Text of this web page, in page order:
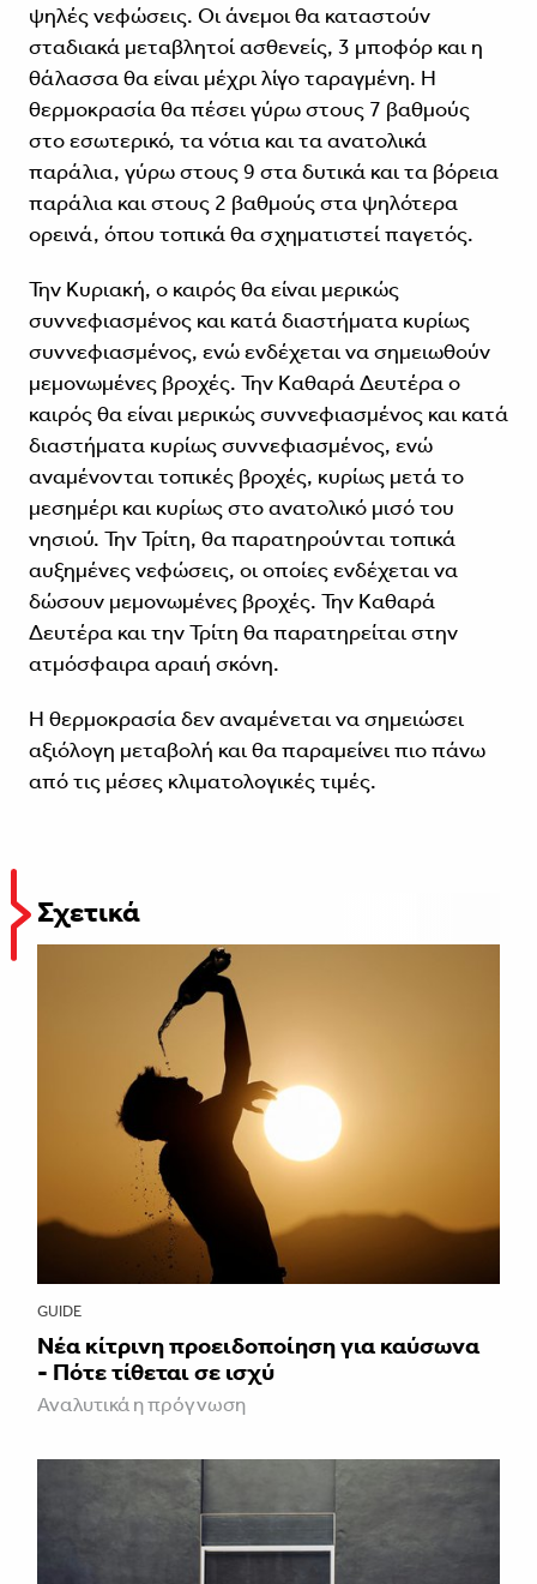
ψηλές νεφώσεις. Οι άνεμοι θα καταστούν
σταδιακά μεταβλητοί ασθενείς, 3 μποφόρ και η
θάλασσα θα είναι μέχρι λίγο ταραγμένη. Η
θερμοκρασία θα πέσει γύρω στους 7 βαθμούς
στο εσωτερικό, τα νότια και τα ανατολικά
παράλια, γύρω στους 9 στα δυτικά και τα βόρεια
παράλια και στους 2 βαθμούς στα ψηλότερα
ορεινά, όπου τοπικά θα σχηματιστεί παγετός.
Την Κυριακή, ο καιρός θα είναι μερικώς
συννεφιασμένος και κατά διαστήματα κυρίως
συννεφιασμένος, ενώ ενδέχεται να σημειωθούν
μεμονωμένες βροχές. Την Καθαρά Δευτέρα ο
καιρός θα είναι μερικώς συννεφιασμένος και κατά
διαστήματα κυρίως συννεφιασμένος, ενώ
αναμένονται τοπικές βροχές, κυρίως μετά το
μεσημέρι και κυρίως στο ανατολικό μισό του
νησιού. Την Τρίτη, θα παρατηρούνται τοπικά
αυξημένες νεφώσεις, οι οποίες ενδέχεται να
δώσουν μεμονωμένες βροχές. Την Καθαρά
Δευτέρα και την Τρίτη θα παρατηρείται στην
ατμόσφαιρα αραιή σκόνη.
Η θερμοκρασία δεν αναμένεται να σημειώσει
αξιόλογη μεταβολή και θα παραμείνει πιο πάνω
από τις μέσες κλιματολογικές τιμές.
Σχετικά
GUIDE
Νέα κίτρινη προειδοποίηση για καύσωνα
- Πότε τίθεται σε ισχύ
Αναλυτικά η πρόγνωση